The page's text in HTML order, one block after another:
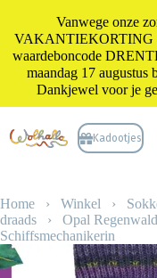
naar
de
Kadootjes
Home › Winkel ›
draads › Opal
Schiffsmechanikerin
Vanwege onze
VAKANTIEKORTING
waardeboncode
maandag 17 augustus
Dankjewel voor je